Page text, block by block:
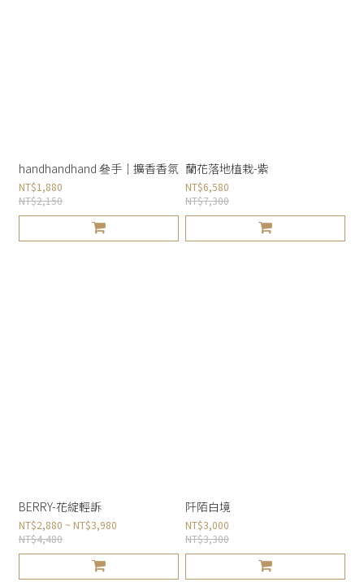
handhandhand 叄手｜擴香香氛
NT$1,880
NT$2,150
蘭花落地植栽-紫
NT$6,580
NT$7,300
BERRY-花綻輕訴
NT$2,880 ~ NT$3,980
NT$4,480
阡陌白境
NT$3,000
NT$3,300